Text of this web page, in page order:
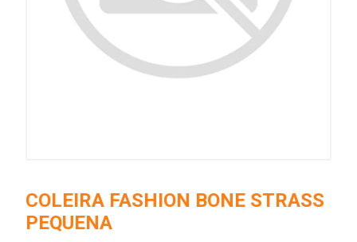
COLEIRA FASHION BONE STRASS
PEQUENA